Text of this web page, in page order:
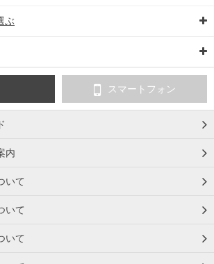
ぶ
スマートフォン
内
いて
いて
いて